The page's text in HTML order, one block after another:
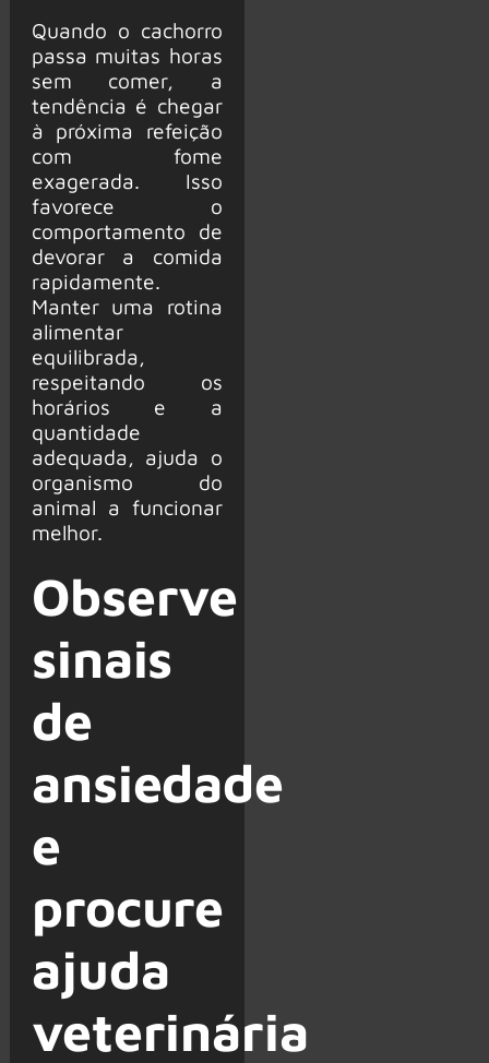
Quando o cachorro
passa muitas horas
sem comer, a
tendência é chegar
à próxima refeição
com fome
exagerada. Isso
favorece o
comportamento de
devorar a comida
rapidamente.
Manter uma rotina
alimentar
equilibrada,
respeitando os
horários e a
quantidade
adequada, ajuda o
organismo do
animal a funcionar
melhor.
Observe
sinais
de
ansiedade
e
procure
ajuda
veterinária